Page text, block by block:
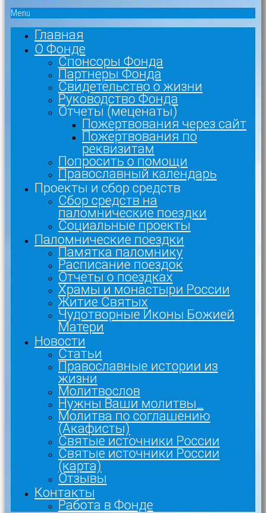
Menu
Главная
О Фонде
Спонсоры Фонда
Партнеры Фонда
Свидетельство о жизни
Руководство Фонда
Отчеты (меценаты)
Пожертвования через сайт
Пожертвования по
реквизитам
Попросить о помощи
Православный календарь
Проекты и сбор средств
Сбор средств на
паломнические поездки
Социальные проекты
Паломнические поездки
Памятка паломнику
Расписание поездок
Отчеты о поездках
Храмы и монастыри России
Житие Святых
Чудотворные Иконы Божией
Матери
Новости
Статьи
Православные истории из
жизни
Молитвослов
Нужны Ваши молитвы_
Молитва по соглашению
(Акафисты)
Святые источники России
Святые источники России
(карта)
Отзывы
Контакты
Работа в Фонде